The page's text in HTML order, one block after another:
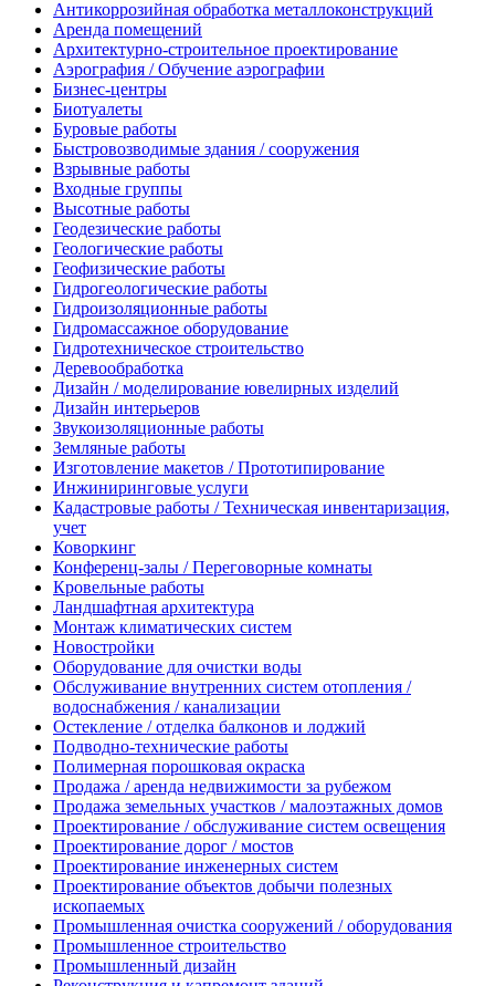
Антикоррозийная обработка металлоконструкций
Аренда помещений
Архитектурно-строительное проектирование
Аэрография / Обучение аэрографии
Бизнес-центры
Биотуалеты
Буровые работы
Быстровозводимые здания / сооружения
Взрывные работы
Входные группы
Высотные работы
Геодезические работы
Геологические работы
Геофизические работы
Гидрогеологические работы
Гидроизоляционные работы
Гидромассажное оборудование
Гидротехническое строительство
Деревообработка
Дизайн / моделирование ювелирных изделий
Дизайн интерьеров
Звукоизоляционные работы
Земляные работы
Изготовление макетов / Прототипирование
Инжиниринговые услуги
Кадастровые работы / Техническая инвентаризация,
учет
Коворкинг
Конференц-залы / Переговорные комнаты
Кровельные работы
Ландшафтная архитектура
Монтаж климатических систем
Новостройки
Оборудование для очистки воды
Обслуживание внутренних систем отопления /
водоснабжения / канализации
Остекление / отделка балконов и лоджий
Подводно-технические работы
Полимерная порошковая окраска
Продажа / аренда недвижимости за рубежом
Продажа земельных участков / малоэтажных домов
Проектирование / обслуживание систем освещения
Проектирование дорог / мостов
Проектирование инженерных систем
Проектирование объектов добычи полезных
ископаемых
Промышленная очистка сооружений / оборудования
Промышленное строительство
Промышленный дизайн